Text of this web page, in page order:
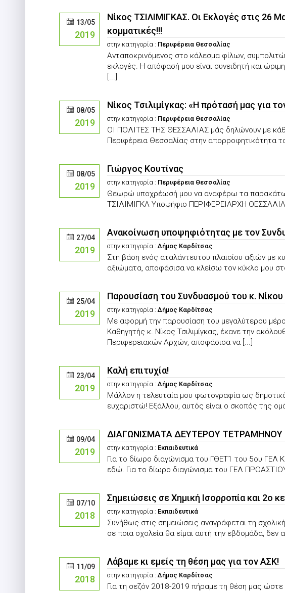
13/05
2019
Νίκος ΤΣΙΛΙΜΙΓΚΑΣ. Οι Εκλογές στις 26
κομματικές!!!
στην κατηγορία : Περιφέρεια Θεσσαλίας
Ανταποκρινόμενος στο κάλεσμα φίλων,
εκλογές. Η απόφασή μου είναι συνειδητή και
[...]
08/05
2019
Νίκος Τσιλιμίγκας: «Η πρότασή μας για
στην κατηγορία : Περιφέρεια Θεσσαλίας
ΟΙ ΠΟΛΙΤΕΣ ΤΗΣ ΘΕΣΣΑΛΙΑΣ μάς δηλώνουν με
Περιφέρεια Θεσσαλίας στην απορροφητικότητα
08/05
2019
Γιώργος Κουτίνας
στην κατηγορία : Περιφέρεια Θεσσαλίας
Θεωρώ υποχρέωσή μου να αναφέρω τα παρακάτω
ΤΣΙΛΙΜΙΓΚΑ Υποψήφιο ΠΕΡΙΦΕΡΕΙΑΡΧΗ
27/04
2019
Ανακοίνωση υποψηφιότητας με τον
στην κατηγορία : Δήμος Καρδίτσας
Στη βάση ενός αταλάντευτου πλαισίου αξιών με
αξιώματα, αποφάσισα να κλείσω τον κύκλο μου
25/04
2019
Παρουσίαση του Συνδυασμού του κ. Νίκου
στην κατηγορία : Δήμος Καρδίτσας
Με αφορμή την παρουσίαση του μεγαλύτερου
Καθηγητής κ. Νίκος Τσιλιμίγκας, έκανε την
Περιφερειακών Αρχών, αποφάσισα να [...]
23/04
2019
Καλή επιτυχία!
στην κατηγορία : Δήμος Καρδίτσας
Μάλλον η τελευταία μου φωτογραφία ως
ευχαριστώ! Εξάλλου, αυτός είναι ο σκοπός της
09/04
2019
ΔΙΑΓΩΝΙΣΜΑΤΑ ΔΕΥΤΕΡΟΥ ΤΕΤΡΑΜΗΝΟΥ
στην κατηγορία : Εκπαιδευτικά
Για το δίωρο διαγώνισμα του ΓΘΕΤ1 του 5ου
εδώ. Για το δίωρο διαγώνισμα του ΓΕΛ
07/10
2018
Σημειώσεις σε Χημική Ισορροπία και 2ο
στην κατηγορία : Εκπαιδευτικά
Συνήθως στις σημειώσεις αναγράφεται τη
σε ποια σχολεία θα είμαι αυτή την εβδομάδα, δεν
11/09
2018
Λάβαμε κι εμείς τη θέση μας για τον ΑΣΚ!
στην κατηγορία : Δήμος Καρδίτσας
Για τη σεζόν 2018-2019 πήραμε τη θέση μας